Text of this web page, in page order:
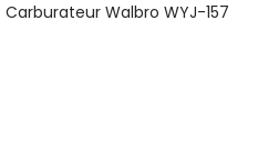
Carburateur Walbro WYJ-157